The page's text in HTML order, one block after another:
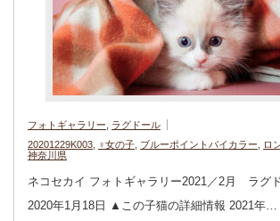
フォトギャラリー, ラグドール
20201229K003, ♀女の子, ブルーポイントバイカラー, ロ
神奈川県
ネコセカイ フォトギャラリー2021／2月 ラグ
2020年1月18日 ▲この子猫の詳細情報 2021年…